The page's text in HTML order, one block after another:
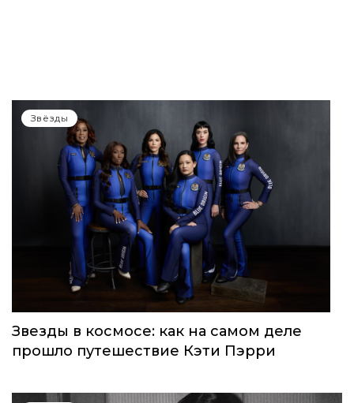
Звёзды
Звезды в космосе: как на самом деле
прошло путешествие Кэти Пэрри